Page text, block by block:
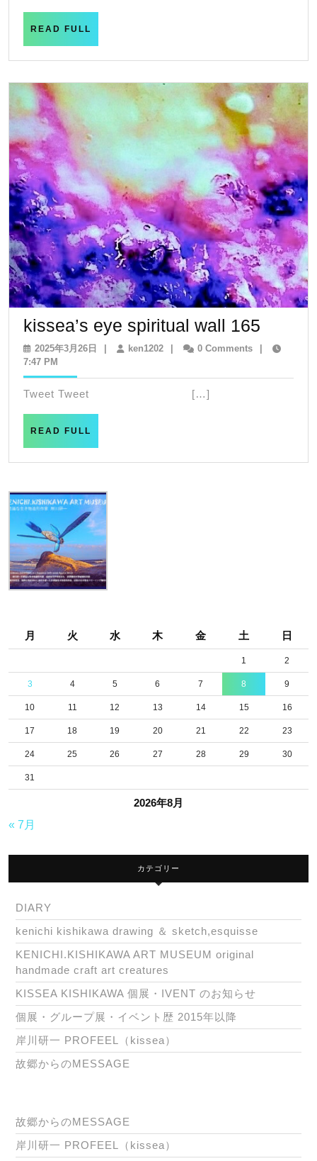
日
READ FULL
kissea’s eye spiritual wall 165
eye
2025年3月26日
2025
日
ken1202ken12020 Comments
7:47 PM
Tweet Tweet […]
READ FULL
2026年8月
月 火 水 木 金 土 日
1 2
3 4 5 6 7 8 9
10 11 12 13 14 15 16
17 18 19 20 21 22 23
24 25 26 27 28 29 30
31
« 7月
カテゴリー
DIARY
kenichi kishikawa drawing ＆ sketch,esquisse
KENICHI.KISHIKAWA ART MUSEUM original
handmade craft art creatures
KISSEA KISHIKAWA 個展・IVENT のお知らせ
個展・グループ展・イベント歴 2015年以降
岸川研一 PROFEEL（kissea）
故郷からのMESSAGE
故郷からのMESSAGE
岸川研一 PROFEEL（kissea）